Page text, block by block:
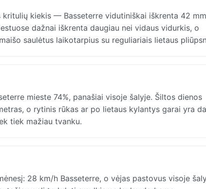
kiekis — Basseterre vidutiniškai iškrenta 42
dažnai iškrenta daugiau nei vidaus vidurkis, o
saulėtus laikotarpius su reguliariais lietaus
mieste 74%, panašiai visoje šalyje. Šiltos dienos
o rytinis rūkas ar po lietaus kylantys garai yra
tiek mažiau tvanku.
28 km/h Basseterre, o vėjas pastovus visoje